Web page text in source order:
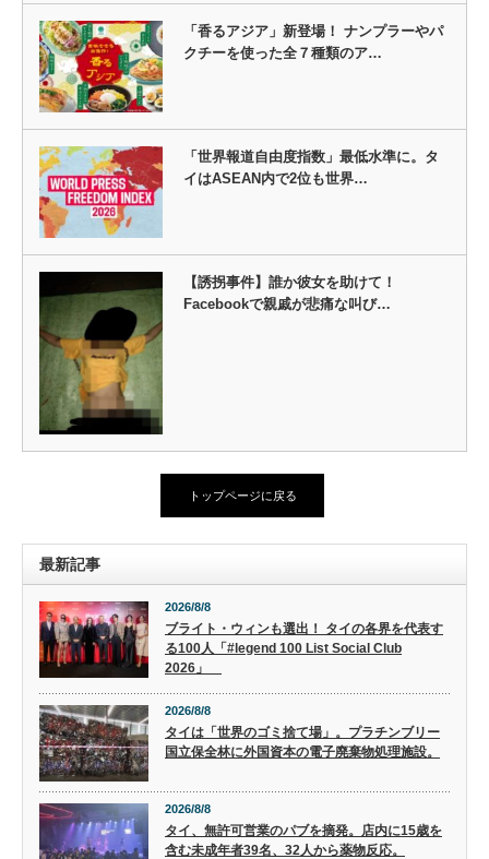
「香るアジア」新登場！ ナンプラーやパ
クチーを使った全７種類のア…
「世界報道自由度指数」最低水準に。タ
イはASEAN内で2位も世界…
【誘拐事件】誰か彼女を助けて！
Facebookで親戚が悲痛な叫び…
トップページに戻る
最新記事
2026/8/8
ブライト・ウィンも選出！ タイの各界を代表す
る100人「#legend 100 List Social Club
2026」
2026/8/8
タイは「世界のゴミ捨て場」。プラチンブリー
国立保全林に外国資本の電子廃棄物処理施設。
2026/8/8
タイ、無許可営業のパブを摘発。店内に15歳を
含む未成年者39名、32人から薬物反応。